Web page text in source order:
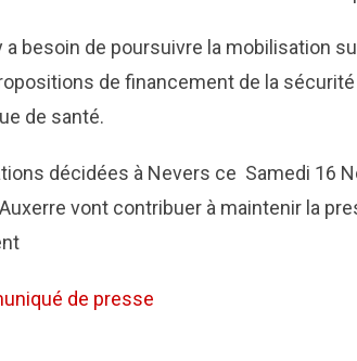
a besoin de poursuivre la mobilisation
de financement de la sécurité
de santé.
décidées à Nevers ce Samedi 16
vont contribuer à maintenir la
de presse